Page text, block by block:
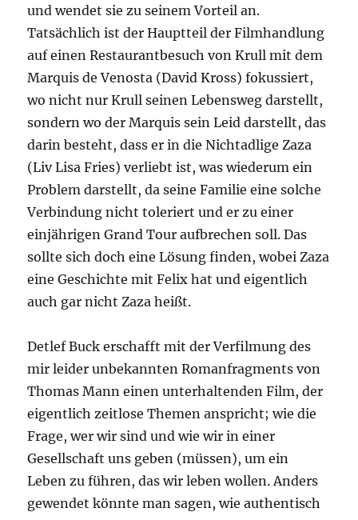
und wendet sie zu seinem Vorteil an.
Tatsächlich ist der Hauptteil der Filmhandlung
auf einen Restaurantbesuch von Krull mit dem
Marquis de Venosta (David Kross) fokussiert,
wo nicht nur Krull seinen Lebensweg darstellt,
sondern wo der Marquis sein Leid darstellt, das
darin besteht, dass er in die Nichtadlige Zaza
(Liv Lisa Fries) verliebt ist, was wiederum ein
Problem darstellt, da seine Familie eine solche
Verbindung nicht toleriert und er zu einer
einjährigen Grand Tour aufbrechen soll. Das
sollte sich doch eine Lösung finden, wobei Zaza
eine Geschichte mit Felix hat und eigentlich
auch gar nicht Zaza heißt.
Detlef Buck erschafft mit der Verfilmung des
mir leider unbekannten Romanfragments von
Thomas Mann einen unterhaltenden Film, der
eigentlich zeitlose Themen anspricht; wie die
Frage, wer wir sind und wie wir in einer
Gesellschaft uns geben (müssen), um ein
Leben zu führen, das wir leben wollen. Anders
gewendet könnte man sagen, wie authentisch